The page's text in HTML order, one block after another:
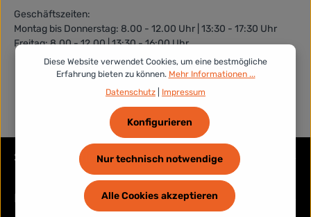
Geschäftszeiten:
Montag bis Donnerstag: 8.00 - 12.00 Uhr | 13:30 - 17:30 Uhr
Freitag: 8.00 - 12.00 | 13:30 - 16:00 Uhr
Service-Hotline
Rechtliches
Diese Website verwendet Cookies, um eine bestmögliche
Erfahrung bieten zu können. Mehr Informationen ...
Datenschutz
Impressum
Nur technisch notwendige
Konfigurieren
Alle Cookies akzeptieren